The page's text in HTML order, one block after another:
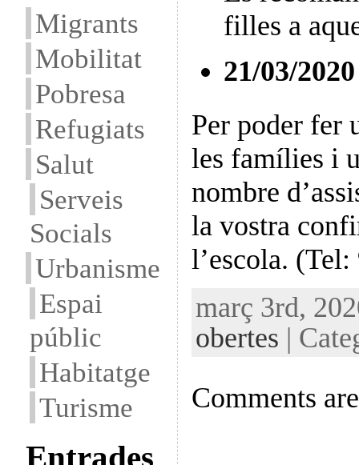
Migrants
Mobilitat
Pobresa
Refugiats
Salut
Serveis
Socials
Urbanisme
Espai
públic
Habitatge
Turisme
Entrades
filles a
21/03/2020
Per poder fer
les famílies i
nombre
la vostra
l’escola.
març 3rd,
obertes |
Comments